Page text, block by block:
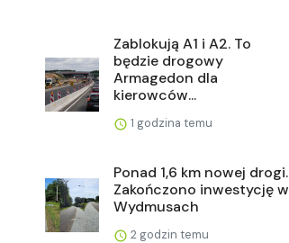
Zablokują A1 i A2. To
będzie drogowy
Armagedon dla
kierowców...
1 godzina temu
Ponad 1,6 km nowej drogi.
Zakończono inwestycję w
Wydmusach
2 godzin temu